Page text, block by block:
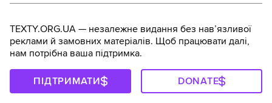
TEXTY.ORG.UA — незалежне видання без навʼязливої
реклами й замовних матеріалів. Щоб працювати далі,
нам потрібна ваша підтримка.
ПІДТРИМАТИ DONATE